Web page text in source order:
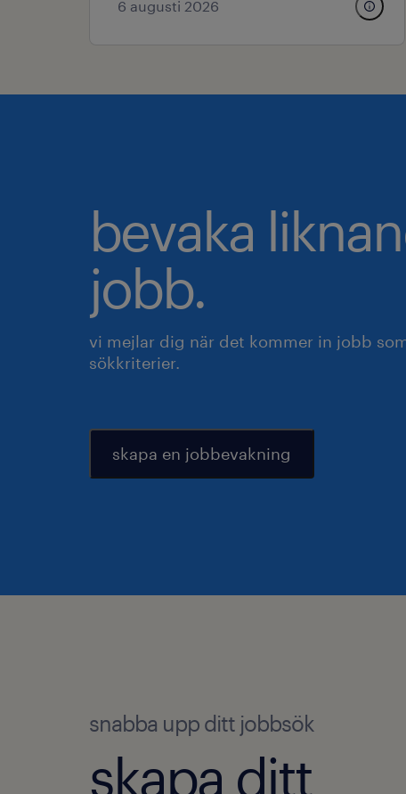
6 augusti 2026
bevaka
jobb.
vi mejlar dig när det kommer in jobb
sökkriterier.
skapa en jobbevakning
snabba upp ditt jobbsök
skapa ditt